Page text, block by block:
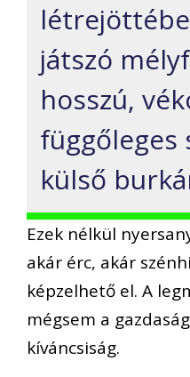
játszó
hosszú,
függőleges
külső
Ezek nélkül
akár érc, akár
képzelhető el. A
mégsem a
kíváncsiság.